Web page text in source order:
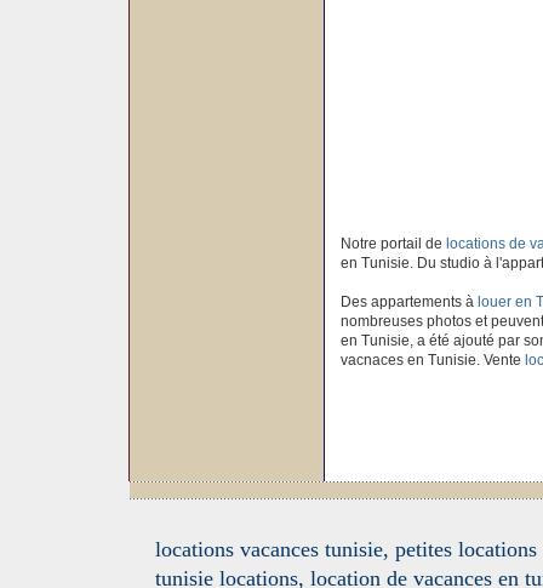
Notre portail de locations de
en Tunisie. Du studio à
Des appartements à louer en
nombreuses photos et
en Tunisie, a été ajouté par
vacnaces en Tunisie. Vente
locations vacances tunisie, petites
tunisie locations, location de vacances en